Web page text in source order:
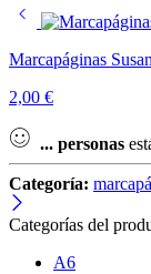
Marcapáginas
2,00 €
... personas
Categoría:
Categorías del
A6